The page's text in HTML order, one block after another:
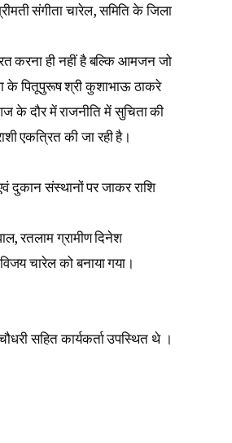
संगीता चारेल, समिति के जिला
करना ही नहीं है बल्कि आमजन जो
के पितूपुरूष श्री कुशाभाऊ ठाकरे
के दौर में राजनीति में सुचिता की
एकत्रित की जा रही है।
दुकान संस्थानों पर जाकर राशि
रतलाम ग्रामीण दिनेश
चारेल को बनाया गया।
सहित कार्यकर्ता उपस्थित थे ।